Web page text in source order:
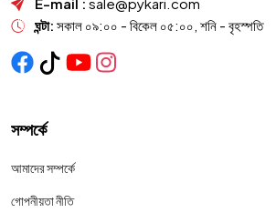
E-mail : sale@pykari.com
ঘন্টা: সকাল ০৯:০০ - বিকেল ০৫:০০, শনি - বৃহস্পতি
সম্পর্কে
আমাদের সম্পর্কে
গোপনীয়তা নীতি